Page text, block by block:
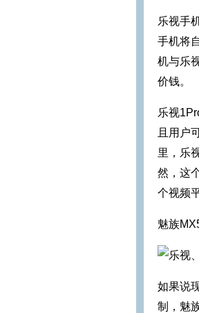
乐视手
手机将
机与乐
价钱。
乐视
且用户
里，乐
然，这
个视频
魅族
如果说
制，魅